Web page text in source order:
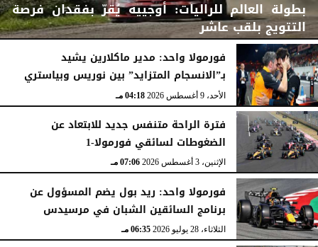
بطولة العالم للراليات: أوجييه يُقرّ بفقدان فرصة
التتويج بلقب عاشر
الأحد، 9 أغسطس 2026 04:29 مـ
فورمولا واحد: مدير ماكلارين يشيد
بـ”الانسجام المتزايد” بين نوريس وبياستري
الأحد، 9 أغسطس 2026 04:18 مـ
فترة الراحة متنفس جديد للابتعاد عن
الضغوطات لسائقي فورمولا-1
الإثنين، 3 أغسطس 2026 07:06 مـ
فورمولا واحد: ريد بول يضم المسؤول عن
برنامج السائقين الشبان في مرسيدس
الثلاثاء، 28 يوليو 2026 06:35 مـ